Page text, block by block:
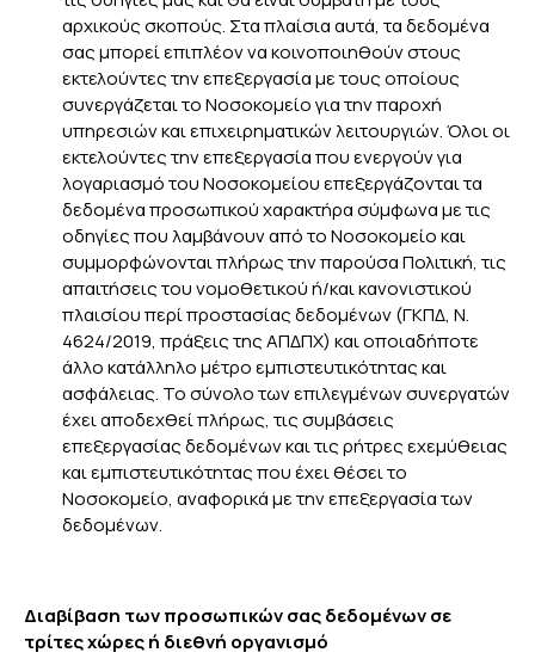
αρχικούς σκοπούς. Στα πλαίσια αυτά, τα δεδομένα
σας μπορεί επιπλέον να κοινοποιηθούν στους
εκτελούντες την επεξεργασία με τους οποίους
συνεργάζεται το Νοσοκομείο για την παροχή
υπηρεσιών και επιχειρηματικών λειτουργιών. Όλοι οι
εκτελούντες την επεξεργασία που ενεργούν για
λογαριασμό του Νοσοκομείου επεξεργάζονται τα
δεδομένα προσωπικού χαρακτήρα σύμφωνα με τις
οδηγίες που λαμβάνουν από το Νοσοκομείο και
συμμορφώνονται πλήρως την παρούσα Πολιτική, τις
απαιτήσεις του νομοθετικού ή/και κανονιστικού
πλαισίου περί προστασίας δεδομένων (ΓΚΠΔ, Ν.
4624/2019, πράξεις της ΑΠΔΠΧ) και οποιαδήποτε
άλλο κατάλληλο μέτρο εμπιστευτικότητας και
ασφάλειας. Το σύνολο των επιλεγμένων συνεργατών
έχει αποδεχθεί πλήρως, τις συμβάσεις
επεξεργασίας δεδομένων και τις ρήτρες εχεμύθειας
και εμπιστευτικότητας που έχει θέσει το
Νοσοκομείο, αναφορικά με την επεξεργασία των
δεδομένων.
Διαβίβαση των προσωπικών σας δεδομένων σε
τρίτες χώρες ή διεθνή οργανισμό